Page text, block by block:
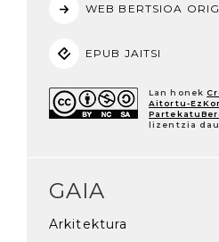
WEB BERTSIOA
EPUB JAITSI
Lan honek
Aitortu-
lizentzia
GAIA
Arkitektura